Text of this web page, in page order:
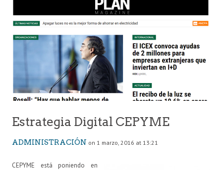
Estrategia Digital CEPYME
ADMINISTRACIÓN on 1 marzo, 2016 at 13:21
CEPYME está poniendo en